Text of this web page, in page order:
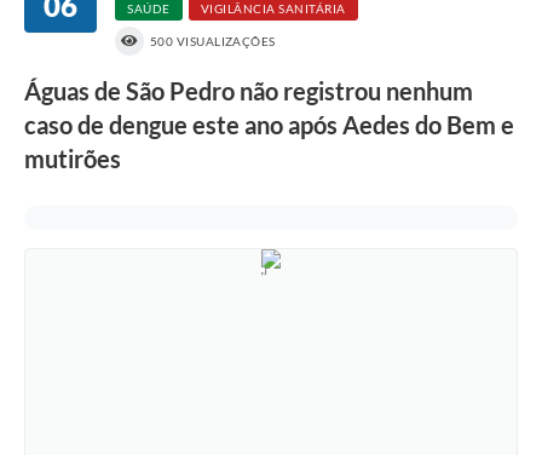
SAÚDE VIGILÂNCIA SANITÁRIA
500 VISUALIZAÇÕES
Águas de São Pedro não registrou nenhum
caso de dengue este ano após Aedes do Bem e
mutirões